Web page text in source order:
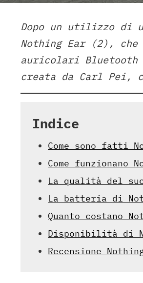
Dopo un utilizzo di
Nothing Ear (2), che
auricolari Bluetooth
creata da Carl Pei,
Indice
Come sono fatti
Come funzionano
La qualità del
La batteria di
Quanto costano
Disponibilità di
Recensione